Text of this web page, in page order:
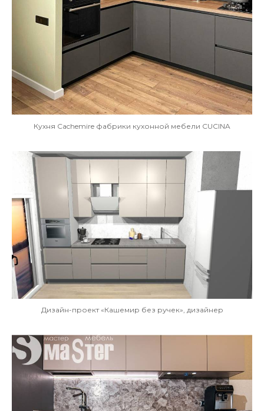
Кухня Cachemire фабрики кухонной мебели CUCINA
Дизайн-проект «Кашемир без ручек», дизайнер